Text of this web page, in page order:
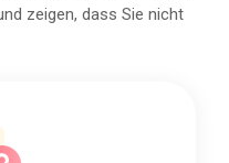
zeigen, dass Sie nicht